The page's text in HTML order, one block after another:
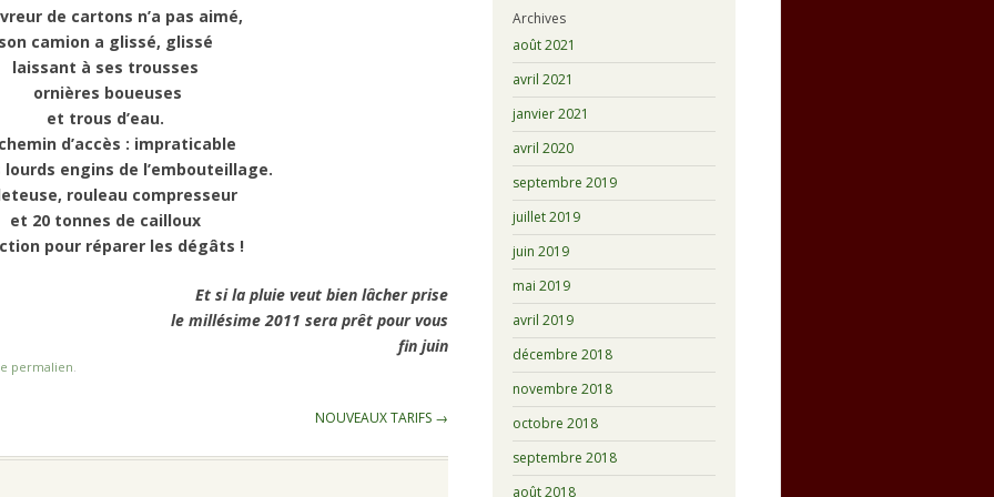
de cartons n’a pas aimé,
son camion a glissé, glissé
laissant à ses trousses
ornières boueuses
et trous d’eau.
d’accès : impraticable
lourds engins de l’embouteillage.
rouleau compresseur
et 20 tonnes de cailloux
pour réparer les dégâts !
Et si la pluie veut bien lâcher prise
le millésime 2011 sera prêt pour vous
fin juin
permalien.
NOUVEAUX TARIFS →
Archives
août 2021
avril 2021
janvier 2021
avril 2020
septembre 2019
juillet 2019
juin 2019
mai 2019
avril 2019
décembre 2018
novembre 2018
octobre 2018
septembre 2018
août 2018